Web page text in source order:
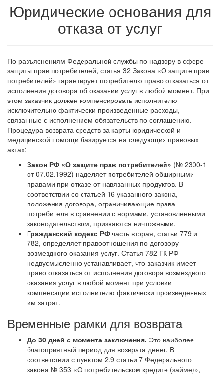
Юридические основания для
отказа от услуг
По разъяснениям Федеральной службы по надзору в сфере
защиты прав потребителей, статья 32 Закона «О защите прав
потребителей» гарантирует потребителю право отказаться от
исполнения договора об оказании услуг в любой момент. При
этом заказчик должен компенсировать исполнителю
исключительно фактически произведенные расходы,
связанные с исполнением обязательств по соглашению.
Процедура возврата средств за карты юридической и
медицинской помощи базируется на следующих правовых
актах:
Закон РФ «О защите прав потребителей» (№ 2300-1
от 07.02.1992) наделяет потребителей обширными
правами при отказе от навязанных продуктов. В
соответствии со статьей 16 указанного закона,
положения договора, ограничивающие права
потребителя в сравнении с нормами, установленными
законодательством, признаются ничтожными.
Гражданский кодекс РФ часть вторая, статьи 779 и
782, определяет правоотношения по договору
возмездного оказания услуг. Статья 782 ГК РФ
недвусмысленно устанавливает, что заказчик имеет
право отказаться от исполнения договора возмездного
оказания услуг в любой момент при условии
компенсации исполнителю фактически произведенных
им затрат.
Временные рамки для возврата
До 30 дней с момента заключения. Это наиболее
благоприятный период для возврата денег. В
соответствии с пунктом 2.9 статьи 7 Федерального
закона № 353 «О потребительском кредите (займе)»,